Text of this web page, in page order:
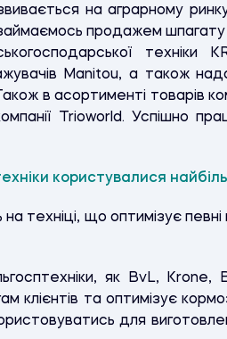
на аграрному
продажем шпагату
техніки
Manitou, а також
в асортименті товарів
Trioworld.
Успішно
користувалися
на техніці, що оптимізує
як BvL,
клієнтів та оптимізує
для